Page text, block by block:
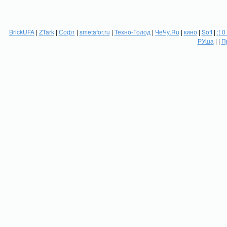
BrickUFA| ZTark| Софт| smetafor.ru | Техно-Голод | ЧеЧу.Ru | кино| Soft| :(
РУша | |